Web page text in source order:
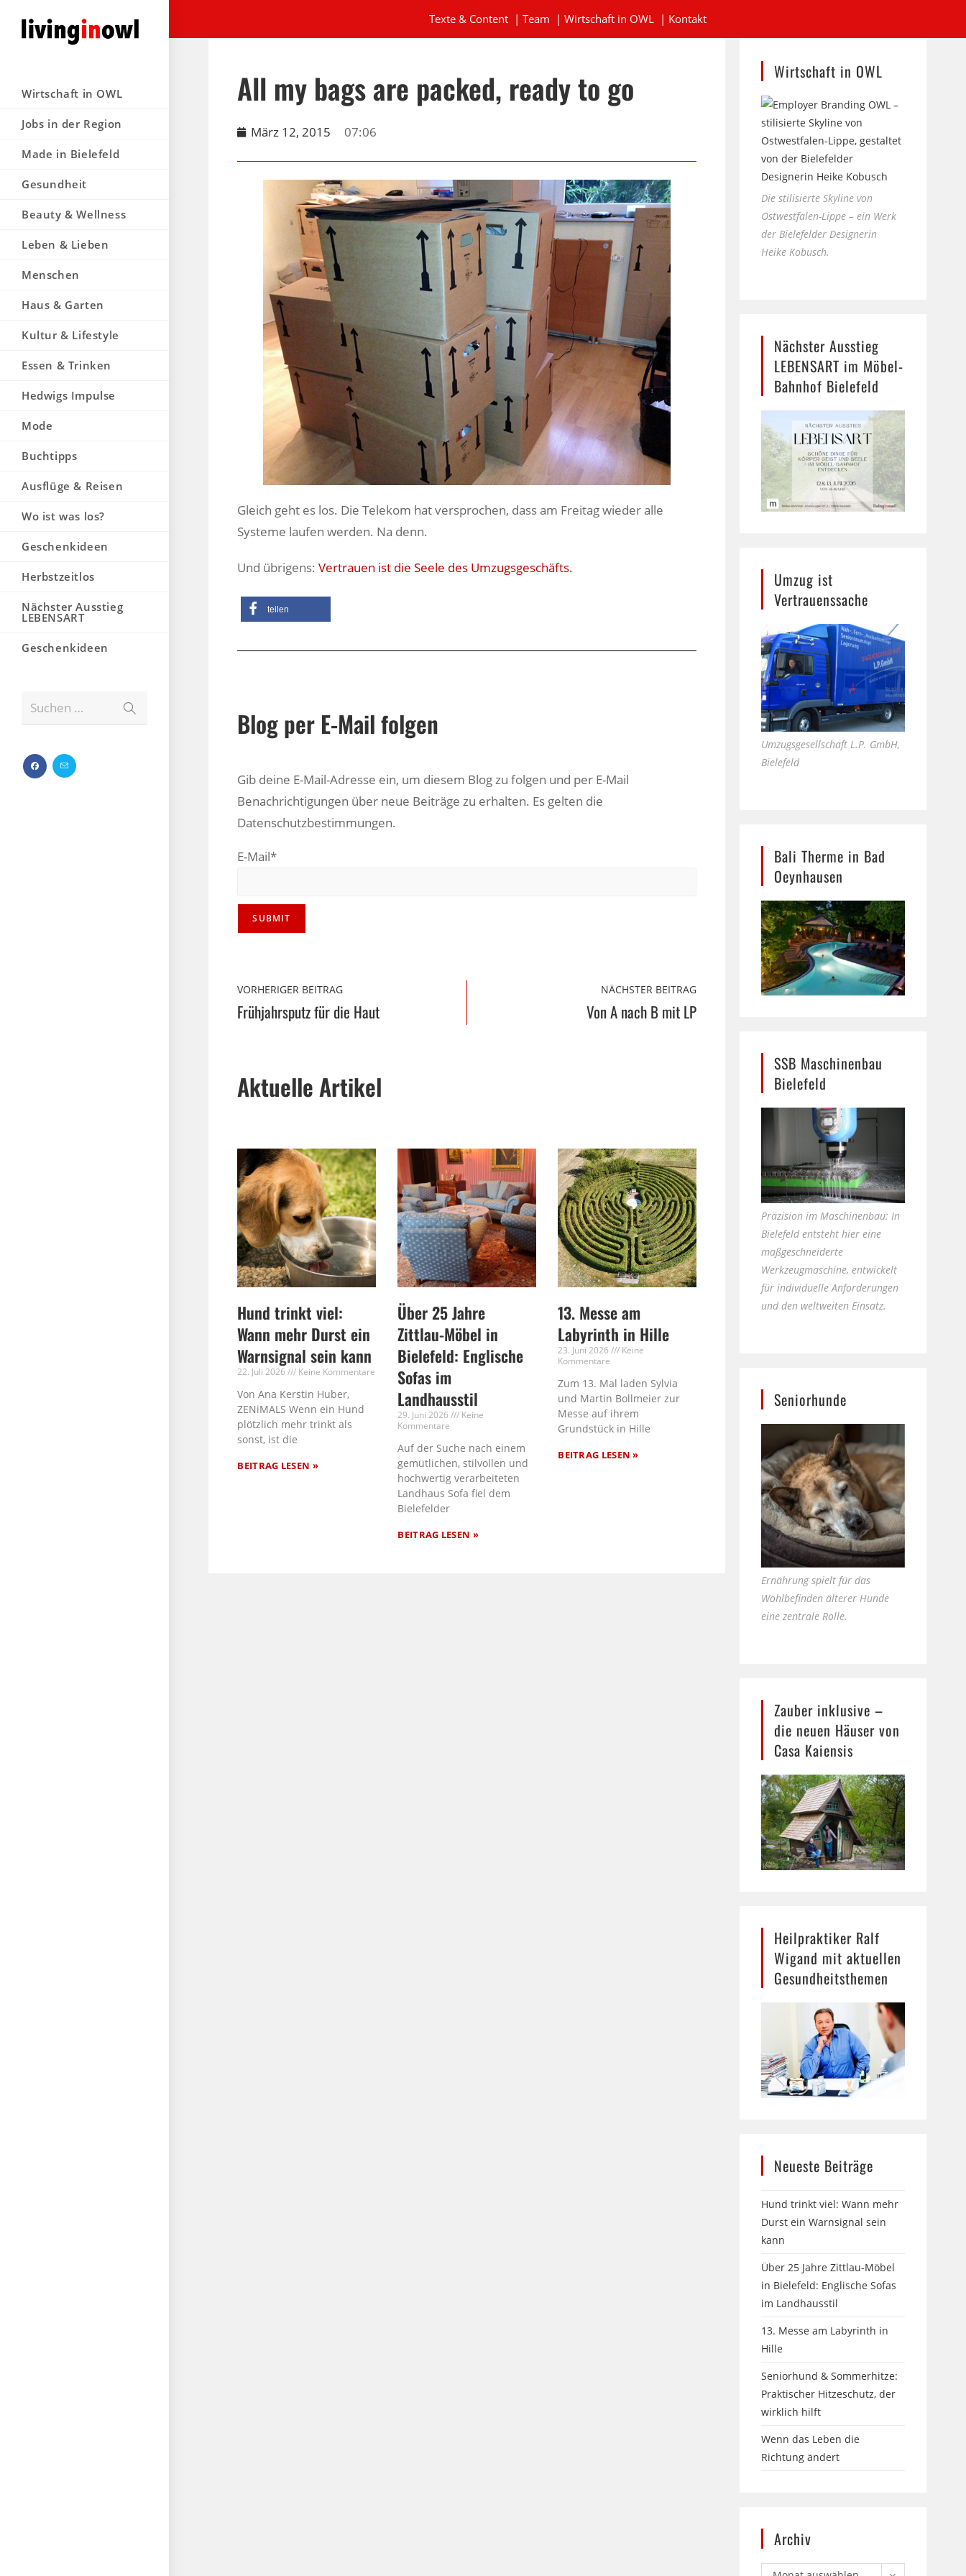
Texte & Content| Team | Wirtschaft in OWL| Kontakt
Wirtschaft in OWL
Jobs in der Region
Made in Bielefeld
Gesundheit
Beauty & Wellness
Leben & Lieben
Menschen
Haus & Garten
Kultur & Lifestyle
Essen & Trinken
Hedwigs Impulse
Mode
Buchtipps
Ausflüge & Reisen
Wo ist was los?
Geschenkideen
Herbstzeitlos
Nächster Ausstieg
LEBENSART
Geschenkideen
Suchen …
All my bags are packed, ready to go
März 12, 2015 07:06
Gleich geht es los. Die Telekom hat versprochen, dass am Freitag wieder alle
Systeme laufen werden. Na denn.
Und übrigens:Vertrauen ist die Seele des Umzugsgeschäfts.
teilen
Blog per E-Mail folgen
Gib deine E-Mail-Adresse ein, um diesem Blog zu folgen und per E-Mail
Benachrichtigungen über neue Beiträge zu erhalten. Es gelten die
Datenschutzbestimmungen.
E-Mail*
VORHERIGER BEITRAG
Frühjahrsputz für die Haut
NÄCHSTER BEITRAG
Von A nach B mit LP
Aktuelle Artikel
Hund trinkt viel:
Wann mehr Durst ein
Warnsignal sein kann
22. Juli 2026 Keine Kommentare
Von Ana Kerstin Huber,
ZENiMALS Wenn ein Hund
plötzlich mehr trinkt als
sonst, ist die
BEITRAG LESEN »
Über 25 Jahre
Zittlau-Möbel in
Bielefeld: Englische
Sofas im
Landhausstil
29. Juni 2026
Keine
Kommentare
Auf der Suche nach einem
gemütlichen, stilvollen und
hochwertig verarbeiteten
Landhaus Sofa fiel dem
Bielefelder
BEITRAG LESEN »
13. Messe am
Labyrinth in Hille
23. Juni 2026
Keine
Kommentare
Zum 13. Mal laden Sylvia
und Martin Bollmeier zur
Messe auf ihrem
Grundstück in Hille
BEITRAG LESEN »
Wirtschaft in OWL
Die stilisierte Skyline von
Ostwestfalen-Lippe – ein Werk
der Bielefelder Designerin
Heike Kobusch.
Nächster Ausstieg
LEBENSART im Möbel-
Bahnhof Bielefeld
Umzug ist
Vertrauenssache
Umzugsgesellschaft L.P. GmbH,
Bielefeld
Bali Therme in Bad
Oeynhausen
SSB Maschinenbau
Bielefeld
Präzision im Maschinenbau: In
Bielefeld entsteht hier eine
maßgeschneiderte
Werkzeugmaschine, entwickelt
für individuelle Anforderungen
und den weltweiten Einsatz.
Seniorhunde
Ernährung spielt für das
Wohlbefinden älterer Hunde
eine zentrale Rolle.
Zauber inklusive –
die neuen Häuser von
Casa Kaiensis
Heilpraktiker Ralf
Wigand mit aktuellen
Gesundheitsthemen
Neueste Beiträge
Hund trinkt viel: Wann mehr
Durst ein Warnsignal sein
kann
Über 25 Jahre Zittlau-Möbel
in Bielefeld: Englische Sofas
im Landhausstil
13. Messe am Labyrinth in
Hille
Seniorhund & Sommerhitze:
Praktischer Hitzeschutz, der
wirklich hilft
Wenn das Leben die
Richtung ändert
Archiv